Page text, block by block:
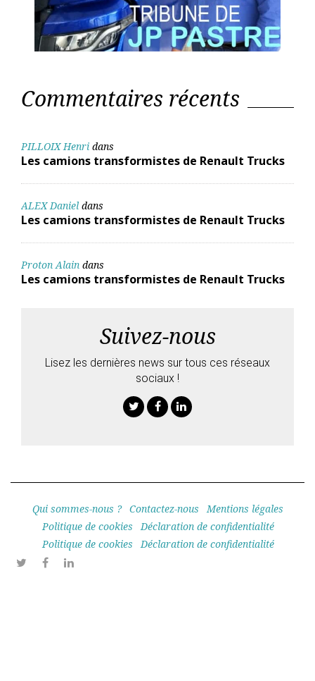
Commentaires récents
PILLOIX Henri dans
Les camions transformistes de Renault Trucks
ALEX Daniel dans
Les camions transformistes de Renault Trucks
Proton Alain dans
Les camions transformistes de Renault Trucks
Suivez-nous
Lisez les dernières news sur tous ces réseaux
sociaux !
Qui sommes-nous ? Contactez-nous
Mentions légales
Politique de cookies
Déclaration de confidentialité
Politique de cookies
Déclaration de confidentialité